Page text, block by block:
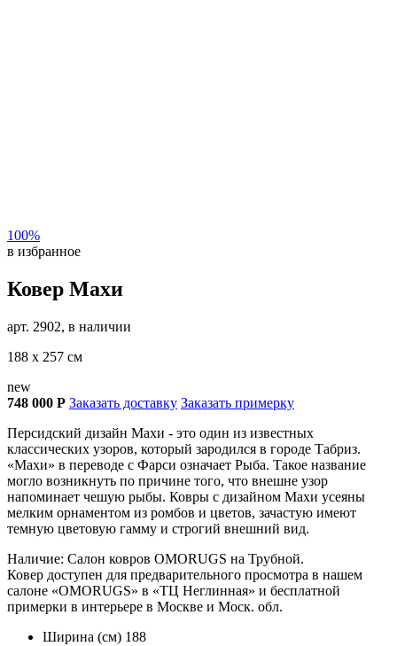
100%
в избранное
Ковер Махи
арт. 2902, в наличии
188 х 257 см
new
748 000 Р Заказать доставку Заказать примерку
Персидский дизайн Махи - это один из известных
классических узоров, который зародился в городе Табриз.
«Махи» в переводе с Фарси означает Рыба. Такое название
могло возникнуть по причине того, что внешне узор
напоминает чешую рыбы. Ковры с дизайном Махи усеяны
мелким орнаментом из ромбов и цветов, зачастую имеют
темную цветовую гамму и строгий внешний вид.
Наличие: Салон ковров OMORUGS на Трубной.
Ковер доступен для предварительного просмотра в нашем
салоне «OMORUGS» в «ТЦ Неглинная» и бесплатной
примерки в интерьере в Москве и Моск. обл.
Ширина (см) 188